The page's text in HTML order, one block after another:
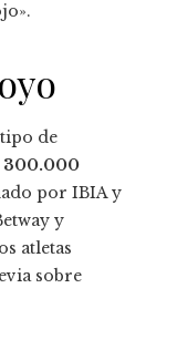
de
300.000
por IBIA y
y
atletas
sobre